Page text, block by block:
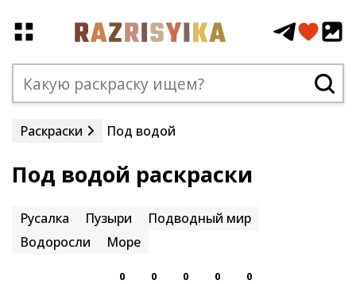
Раскраски Под водой
Под водой раскраски
Русалка Пузыри
Подводный мир
Водоросли
Море
0 0 0 0 0